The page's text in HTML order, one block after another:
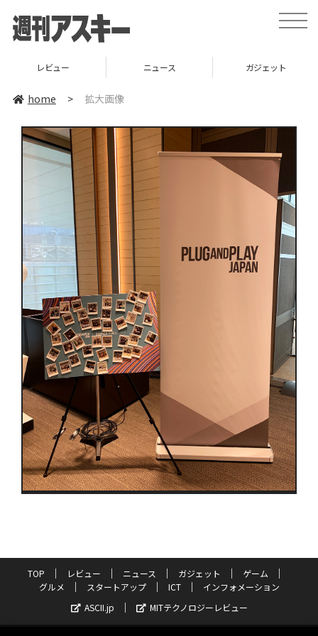
toggle
レビュー ニュース ガジェット
home > 拡大画像
TOP レビュー ニュース ガジェット
ゲーム
グルメ
スタートアップ ICT
インフォメーション
ASCII.jp
MITテクノロジーレビュー